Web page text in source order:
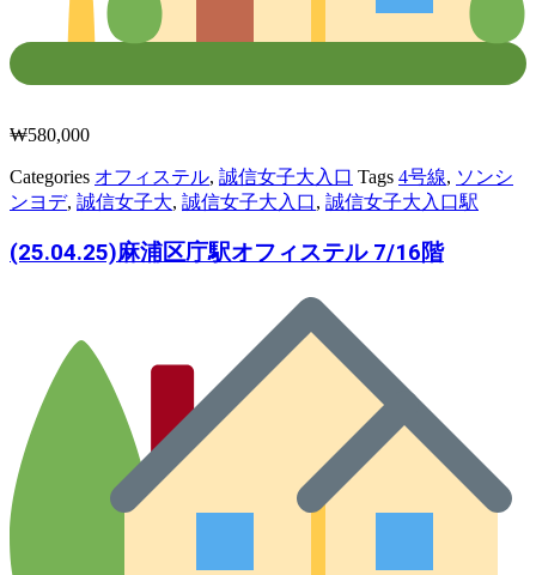
₩580,000
Categories オフィステル, 誠信女子大入口 Tags 4号線, ソンシ
ンヨデ, 誠信女子大, 誠信女子大入口, 誠信女子大入口駅
(25.04.25)麻浦区庁駅オフィステル 7/16階